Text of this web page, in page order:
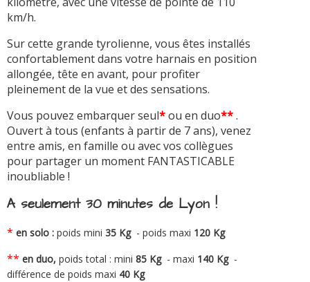
km/h.
Sur cette grande tyrolienne, vous êtes installés
confortablement dans votre harnais en position
allongée, tête en avant, pour profiter
pleinement de la vue et des sensations.
Vous pouvez embarquer seul*ou en duo**.
Ouvert à tous (enfants à partir de 7 ans), venez
entre amis, en famille ou avec vos collègues
pour partager un moment FANTASTICABLE
inoubliable !
A seulement 30 minutes de Lyon !
* en solo : poids mini 35 Kg - poids maxi 120 Kg
** en duo, poids total : mini 85 Kg - maxi 140 Kg -
différence de poids maxi 40 Kg